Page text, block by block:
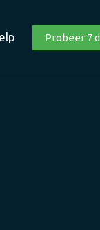
Probeer 7